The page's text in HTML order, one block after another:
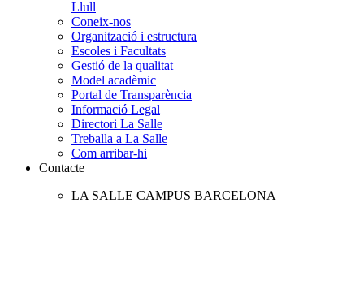
Llull
Coneix-nos
Organització i estructura
Escoles i Facultats
Gestió de la qualitat
Model acadèmic
Portal de Transparència
Informació Legal
Directori La Salle
Treballa a La Salle
Com arribar-hi
Contacte
LA SALLE CAMPUS BARCELONA